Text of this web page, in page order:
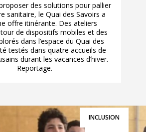
des solutions pour pallier
sanitaire, le Quai des Savoirs a
offre itinérante. Des ateliers
de dispositifs mobiles et des
dans l’espace du Quai des
testés dans quatre accueils de
durant les vacances d’hiver.
Reportage.
INCLUSION